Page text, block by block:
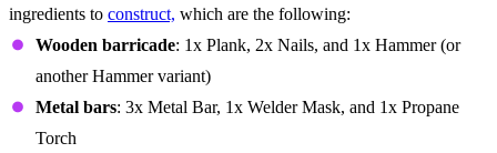
ingredients to construct, which are the following:
Wooden barricade: 1x Plank, 2x Nails, and 1x Hammer (or
another Hammer variant)
Metal bars: 3x Metal Bar, 1x Welder Mask, and 1x Propane
Torch